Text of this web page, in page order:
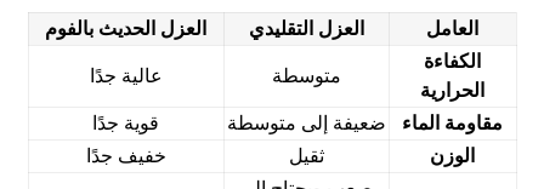
العامل العزل التقليدي
العزل الحديث بالفوم
الكفاءة
الحرارية
متوسطة عالية جدًا
مقاومة الماء ضعيفة إلى متوسطة
قوية جدًا
الوزن
ثقيل خفيف جدًا